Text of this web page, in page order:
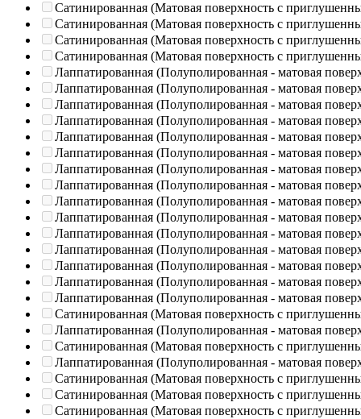
Сатинированная (Матовая поверхность с
Сатинированная (Матовая поверхность с
Сатинированная (Матовая поверхность с
Сатинированная (Матовая поверхность с
Лаппатированная (Полуполированная - матовая
Лаппатированная (Полуполированная - матовая
Лаппатированная (Полуполированная - матовая
Лаппатированная (Полуполированная - матовая
Лаппатированная (Полуполированная - матовая
Лаппатированная (Полуполированная - матовая
Лаппатированная (Полуполированная - матовая
Лаппатированная (Полуполированная - матовая
Лаппатированная (Полуполированная - матовая
Лаппатированная (Полуполированная - матовая
Лаппатированная (Полуполированная - матовая
Лаппатированная (Полуполированная - матовая
Лаппатированная (Полуполированная - матовая
Лаппатированная (Полуполированная - матовая
Лаппатированная (Полуполированная - матовая
Сатинированная (Матовая поверхность с
Лаппатированная (Полуполированная - матовая
Сатинированная (Матовая поверхность с
Лаппатированная (Полуполированная - матовая
Сатинированная (Матовая поверхность с
Сатинированная (Матовая поверхность с
Сатинированная (Матовая поверхность с